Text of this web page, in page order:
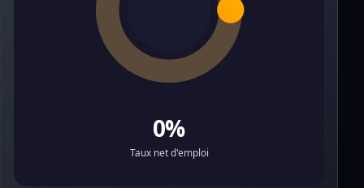
0%
Taux net d'emploi